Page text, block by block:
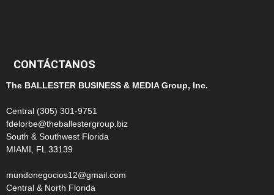
CONTÁCTANOS
The BALLESTER BUSINESS & MEDIA Group, Inc.
Central (305) 301-9751
fdelorbe@theballestergroup.biz
South & Southwest Florida
MIAMI, FL 33139
mundonegocios12@gmail.com
Central & North Florida